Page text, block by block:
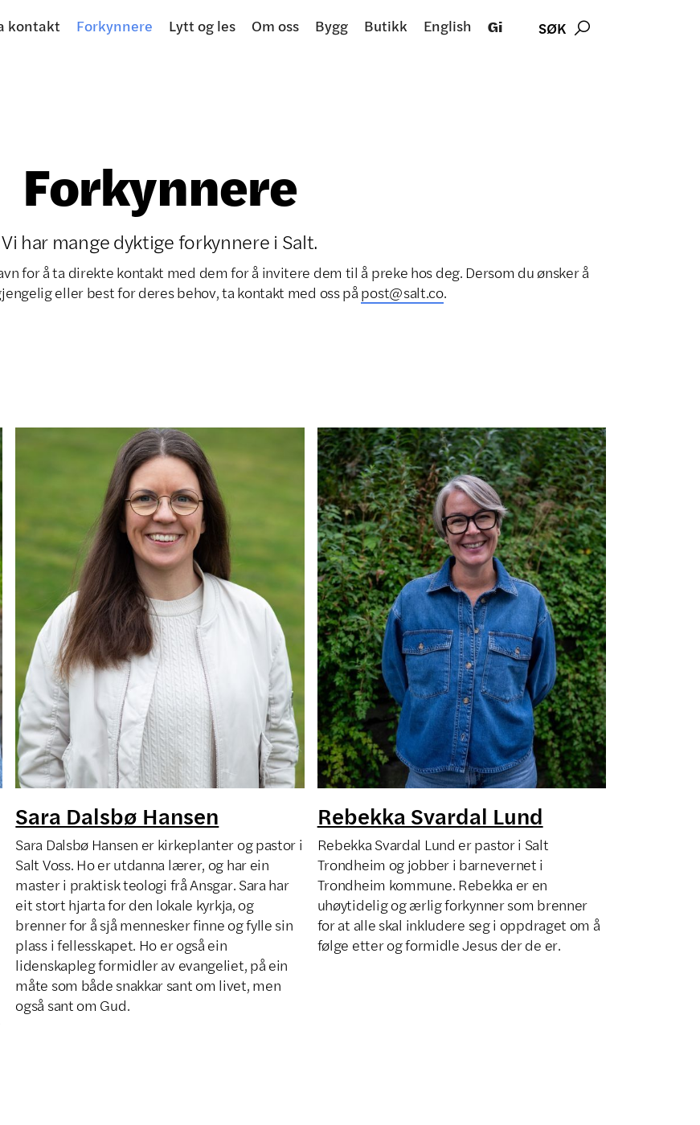
kontakt Forkynnere Lytt og les Om oss Bygg Butikk English Gi SØK 
Forkynnere
Vi har mange dyktige forkynnere i Salt.
for å ta direkte kontakt med dem for å invitere dem til å preke hos deg. Dersom du ønsker å
eller best for deres behov, ta kontakt med oss på post@salt.co.
Sara Dalsbø Hansen
Sara Dalsbø Hansen er kirkeplanter og pastor i
Salt Voss. Ho er utdanna lærer, og har ein
master i praktisk teologi frå Ansgar. Sara har
eit stort hjarta for den lokale kyrkja, og
brenner for å sjå mennesker finne og fylle sin
plass i fellesskapet. Ho er også ein
lidenskapleg formidler av evangeliet, på ein
måte som både snakkar sant om livet, men
også sant om Gud.
Rebekka Svardal Lund
Rebekka Svardal Lund er pastor i Salt
Trondheim og jobber i barnevernet i
Trondheim kommune. Rebekka er en
uhøytidelig og ærlig forkynner som brenner
for at alle skal inkludere seg i oppdraget om å
følge etter og formidle Jesus der de er.